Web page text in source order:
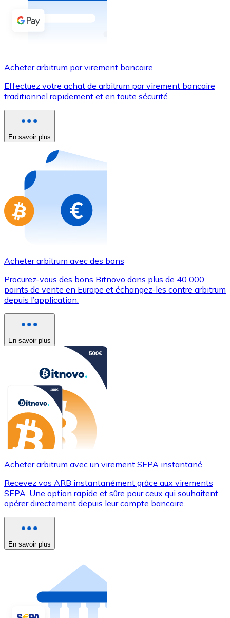
Virement SEPA
Utilisez les cartes Visa et Mastercard pour acheter
Acheter avec carte
Nouveau
Achetez des cartes-cadeaux de vos marques
Aller à la boutique de cartes-cadeaux
Acheter arbitrum par virement bancaire
Effectuez votre achat de arbitrum par virement bancaire
traditionnel rapidement et en toute sécurité.
En savoir plus
Acheter arbitrum avec des bons
Procurez-vous des bons Bitnovo dans plus de 40 000
points de vente en Europe et échangez-les contre arbitrum
depuis l’application.
En savoir plus
Acheter arbitrum avec un virement SEPA instantané
Recevez vos ARB instantanément grâce aux virements
SEPA. Une option rapide et sûre pour ceux qui souhaitent
opérer directement depuis leur compte bancaire.
En savoir plus